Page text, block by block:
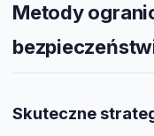
Metody
Skuteczne